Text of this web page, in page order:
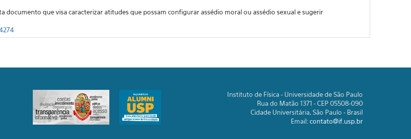
documento que visa caracterizar atitudes que possam configurar assédio moral ou assédio sexual e sugerir
Instituto de Física - Universidade de São Paulo
Rua do Matão 1371 - CEP 05508-090
Cidade Universitária, São Paulo - Brasil
Email:contato@if.usp.br